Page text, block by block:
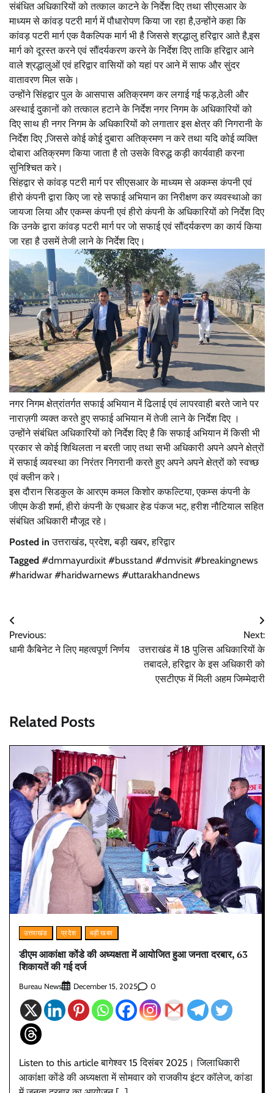
संबंधित अधिकारियों को तत्काल काटने के निर्देश दिए तथा सीएसआर के
माध्यम से कांवड़ पटरी मार्ग में पौधारोपण किया जा रहा है,उन्होंने कहा कि
कांवड़ पटरी मार्ग एक वैकल्पिक मार्ग भी है जिससे श्रद्धालु हरिद्वार आते है,इस
मार्ग को दूरस्त करने एवं सौंदर्यकरण करने के निर्देश दिए ताकि हरिद्वार आने
वाले श्रद्धालुओं एवं हरिद्वार वासियों को यहां पर आने में साफ और सुंदर
वातावरण मिल सके।
उन्होंने सिंहद्वार पुल के आसपास अतिक्रमण कर लगाई गई फड़,ठेली और
अस्थाई दुकानों को तत्काल हटाने के निर्देश नगर निगम के अधिकारियों को
दिए साथ ही नगर निगम के अधिकारियों को लगातार इस क्षेत्र की निगरानी के
निर्देश दिए ,जिससे कोई कोई दुबारा अतिक्रमण न करे तथा यदि कोई व्यक्ति
दोबारा अतिक्रमण किया जाता है तो उसके विरुद्ध कड़ी कार्यवाही करना
सुनिश्चित करे।
सिंहद्वार से कांवड़ पटरी मार्ग पर सीएसआर के माध्यम से अकम्स कंपनी एवं
हीरो कंपनी द्वारा किए जा रहे सफाई अभियान का निरीक्षण कर व्यवस्थाओ का
जायजा लिया और एकम्स कंपनी एवं हीरो कंपनी के अधिकारियों को निर्देश दिए
कि उनके द्वारा कांवड़ पटरी मार्ग पर जो सफाई एवं सौंदर्यकरण का कार्य किया
जा रहा है उसमें तेजी लाने के निर्देश दिए।
नगर निगम क्षेत्रांतर्गत सफाई अभियान में ढिलाई एवं लापरवाही बरते जाने पर
नाराज़गी व्यक्त करते हुए सफाई अभियान में तेजी लाने के निर्देश दिए ।
उन्होंने संबंधित अधिकारियों को निर्देश दिए है कि सफाई अभियान में किसी भी
प्रकार से कोई शिथिलता न बरती जाए तथा सभी अधिकारी अपने अपने क्षेत्रों
में सफाई व्यवस्था का निरंतर निगरानी करते हुए अपने अपने क्षेत्रों को स्वच्छ
एवं क्लीन करे।
इस दौरान सिडकुल के आरएम कमल किशोर कफल्टिया, एकम्स कंपनी के
जीएम केडी शर्मा, हीरो कंपनी के एचआर हेड पंकज भट्, हरीश नौटियाल सहित
संबंधित अधिकारी मौजूद रहे।
Posted inउत्तराखंड,प्रदेश,बड़ी खबर,हरिद्वार
Tagged #dmmayurdixit #busstand #dmvisit #breakingnews
#haridwar #haridwarnews #uttarakhandnews
Post
navigation
Previous:
धामी कैबिनेट ने लिए महत्वपूर्ण निर्णय
Next:
उत्तराखंड में 18 पुलिस अधिकारियों के
तबादले, हरिद्वार के इस अधिकारी को
एसटीएफ में मिली अहम जिम्मेदारी
Related Posts
उत्तराखंड प्रदेश बड़ी खबर
डीएम आकांक्षा कोंडे की अध्यक्षता में आयोजित हुआ जनता दरबार, 63
शिकायतें की गई दर्ज
Bureau News December 15, 2025 0
Listen to this article बागेश्वर 15 दिसंबर 2025। जिलाधिकारी
आकांक्षा कोंडे की अध्यक्षता में सोमवार को राजकीय इंटर कॉलेज, कांडा